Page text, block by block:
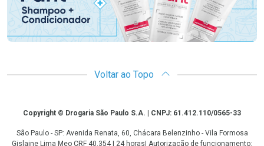
Voltar ao Topo
CopyrightCopyright © Drogaria São Paulo S.A. | CNPJ: 61.412.110/0565-33
São Paulo - SP: Avenida Renata, 60, Chácara Belenzinho - Vila Formosa
Gislaine Lima Meo CRF 40.354 | 24 horas| Autorização de funcionamento: